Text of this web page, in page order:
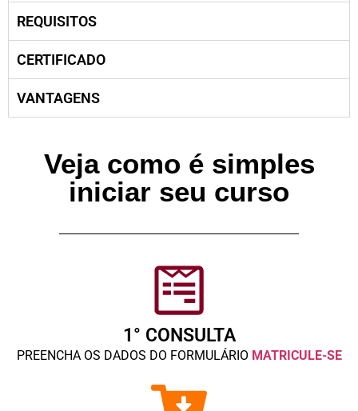
REQUISITOS
CERTIFICADO
VANTAGENS
Veja como é simples
iniciar seu curso
1° CONSULTA
PREENCHA OS DADOS DO FORMULÁRIO MATRICULE-SE